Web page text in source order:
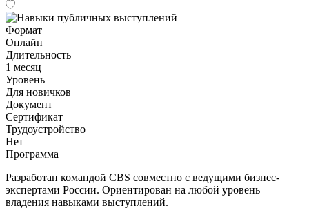
Формат
Онлайн
Длительность
1 месяц
Уровень
Для новичков
Документ
Сертификат
Трудоустройство
Нет
Программа
Разработан командой CBS совместно с ведущими бизнес-
экспертами России. Ориентирован на любой уровень
владения навыками выступлений.